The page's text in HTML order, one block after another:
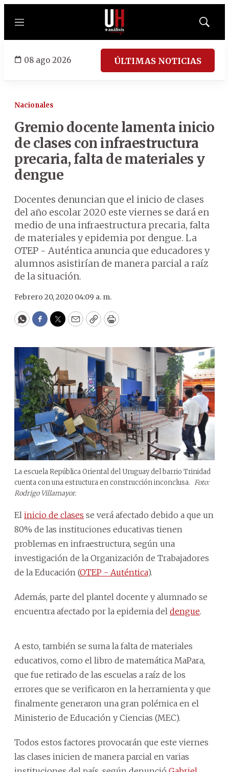
Menú
Mostrar
08 ago 2026 ÚLTIMAS NOTICIAS
Nacionales
Gremio docente lamenta inicio
de clases con infraestructura
precaria, falta de materiales y
dengue
Docentes denuncian que el inicio de clases
del año escolar 2020 este viernes se dará en
medio de una infraestructura precaria, falta
de materiales y epidemia por dengue. La
OTEP - Auténtica anuncia que educadores y
alumnos asistirían de manera parcial a raíz
de la situación.
Febrero 20, 2020 04:09 a. m.
WhatsApp
Facebook
Twitter
EmailCopyPrint
La escuela República Oriental del Uruguay del barrio Trinidad
cuenta con una estructura en construcción inconclusa. Foto:
Rodrigo Villamayor.
El inicio de clases se verá afectado debido a que un
80% de las instituciones educativas tienen
problemas en infraestructura, según una
investigación de la Organización de Trabajadores
de la Educación (OTEP - Auténtica).
Además, parte del plantel docente y alumnado se
encuentra afectado por la epidemia del dengue.
A esto, también se suma la falta de materiales
educativos, como el libro de matemática MaPara,
que fue retirado de las escuelas a raíz de los
errores que se verificaron en la herramienta y que
finalmente generaron una gran polémica en el
Ministerio de Educación y Ciencias (MEC).
Todos estos factores provocarán que este viernes
las clases inicien de manera parcial en varias